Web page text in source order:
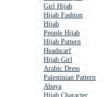
Girl Hijab
Hijab Fashion
Hijab
People Hijab
Hijab Pattern
Headscarf
Hijab Girl
Arabic Dress
Palestinian Pattern
Abaya
Hijab Character